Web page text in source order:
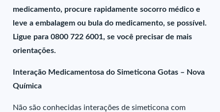
medicamento, procure rapidamente socorro médico e
leve a embalagem ou bula do medicamento, se possível.
Ligue para 0800 722 6001, se você precisar de mais
orientações.
Interação Medicamentosa do Simeticona Gotas – Nova
Química
Não são conhecidas interações de simeticona com